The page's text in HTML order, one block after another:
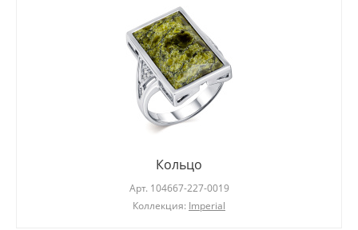
Кольцо
Арт. 104667-227-0019
Коллекция: Imperial